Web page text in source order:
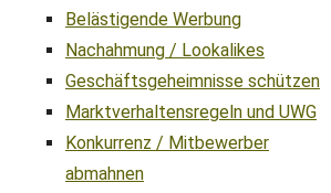
Belästigende Werbung
Nachahmung / Lookalikes
Geschäftsgeheimnisse schützen
Marktverhaltensregeln und UWG
Konkurrenz / Mitbewerber
abmahnen